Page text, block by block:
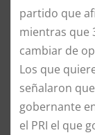
partido que
mientras que
cambiar de
Los que
señalaron
gobernante
el PRI el que